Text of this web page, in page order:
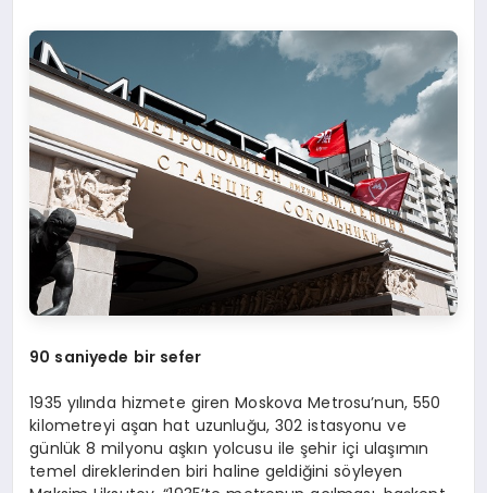
90 saniyede bir sefer
1935 yılında hizmete giren Moskova Metrosu’nun, 550
kilometreyi aşan hat uzunluğu, 302 istasyonu ve
günlük 8 milyonu aşkın yolcusu ile şehir içi ulaşımın
temel direklerinden biri haline geldiğini söyleyen